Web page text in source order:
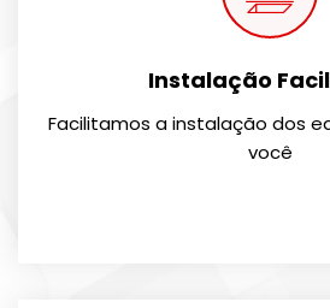
Instalação
Facilitamos a instalação dos
você